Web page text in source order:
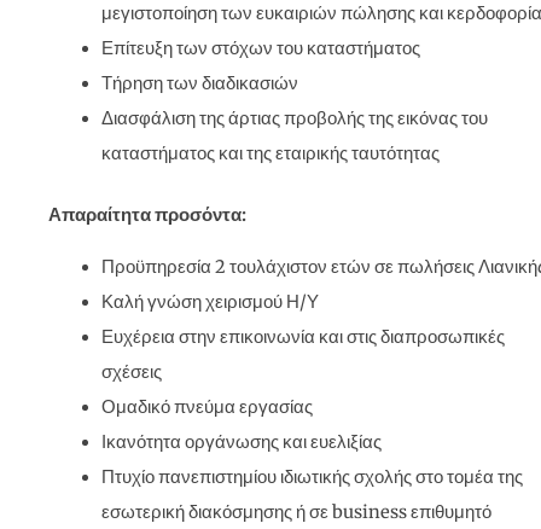
μεγιστοποίηση των ευκαιριών πώλησης και
Επίτευξη των στόχων του καταστήματος
Τήρηση των διαδικασιών
Διασφάλιση της άρτιας προβολής της εικόνας του
καταστήματος και της εταιρικής ταυτότητας
Απαραίτητα προσόντα:
Προϋπηρεσία 2 τουλάχιστον ετών σε πωλήσεις
Καλή γνώση χειρισμού Η/Υ
Ευχέρεια στην επικοινωνία και στις διαπροσωπικές
σχέσεις
Ομαδικό πνεύμα εργασίας
Ικανότητα οργάνωσης και ευελιξίας
Πτυχίο πανεπιστημίου ιδιωτικής σχολής στο τομέα της
εσωτερική διακόσμησης ή σε business επιθυμητό